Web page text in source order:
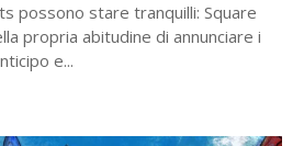
possono stare tranquilli: Square
propria abitudine di annunciare i
e...